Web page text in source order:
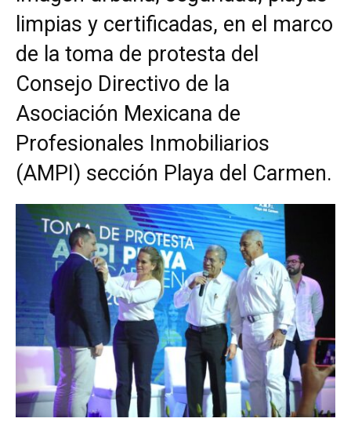
limpias y certificadas, en el marco
de la toma de protesta del
Consejo Directivo de la
Asociación Mexicana de
Profesionales Inmobiliarios
(AMPI) sección Playa del Carmen.